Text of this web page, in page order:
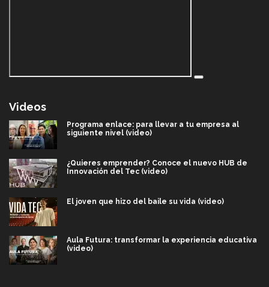
Videos
Programa enlace: para llevar a tu empresa al
siguiente nivel (video)
¿Quieres emprender? Conoce el nuevo HUB de
Innovación del Tec (video)
El joven que hizo del baile su vida (video)
Aula Futura: transformar la experiencia educativa
(video)